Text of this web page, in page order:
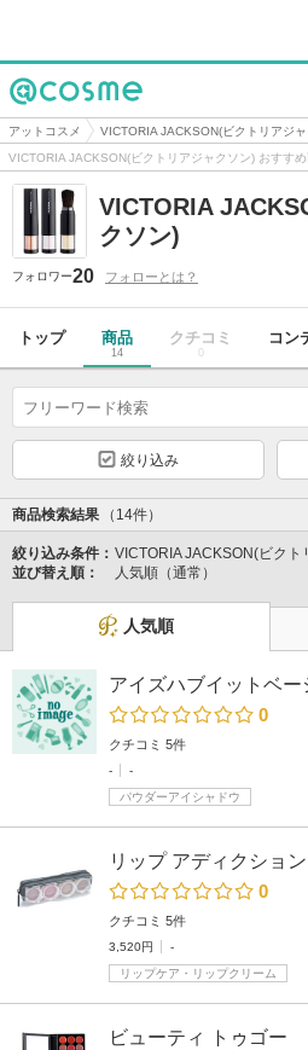
@cosme
アットコスメ VICTORIA JACKSON(ビクトリアジ
VICTORIA JACKSON(ビクトリアジャクソン) おすす
VICTORIA
クソン)
フォロワー20 フォローとは？
トップ 商品
14
クチコミ
0
コン
絞り込み
商品検索結果 （14件）
絞り込み条件： VICTORIA JACKSON(ビクト
並び替え順：
人気順（通常）
人気順
アイズハブイットベ
0
クチコミ 5件
-
-
パウダーアイシャドウ
リップ アディクショ
0
クチコミ 5件
3,520円
-
リップケア・リップクリーム
ビューティ トゥゴー